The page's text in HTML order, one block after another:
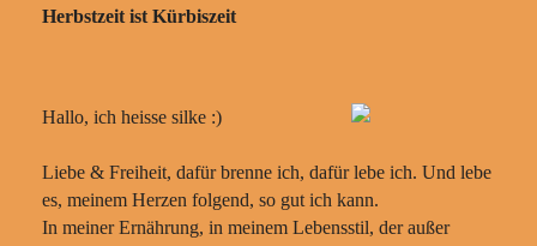
Herbstzeit ist Kürbiszeit
Hallo, ich heisse silke :)
Liebe & Freiheit, dafür brenne ich, dafür lebe ich. Und lebe
es, meinem Herzen folgend, so gut ich kann.
In meiner Ernährung, in meinem Lebensstil, der außer